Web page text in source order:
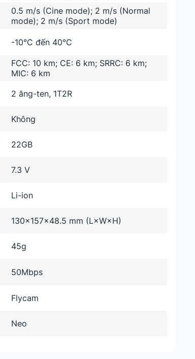
0.5 m/s (Cine mode); 2 m/s (Normal
mode); 2 m/s (Sport mode)
-10°C đến 40°C
FCC: 10 km; CE: 6 km; SRRC: 6 km;
MIC: 6 km
2 ăng-ten, 1T2R
Không
22GB
7.3 V
Li-ion
130×157×48.5 mm (L×W×H)
45g
50Mbps
Flycam
Neo